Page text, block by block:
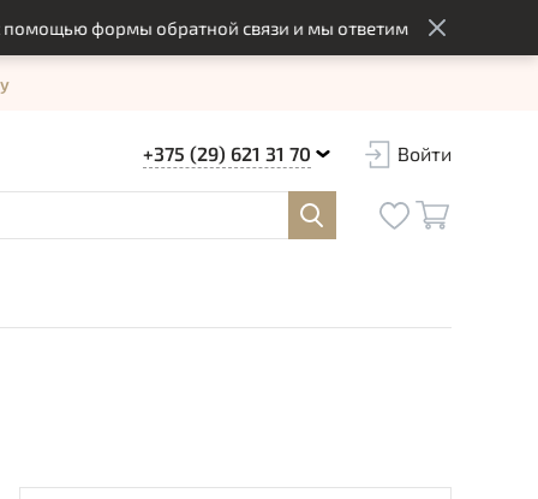
формы обратной связи и мы ответим вам в оптимальный
+375 (29) 621 31 70 Войти